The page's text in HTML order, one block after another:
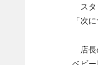
スタ
「次
店長